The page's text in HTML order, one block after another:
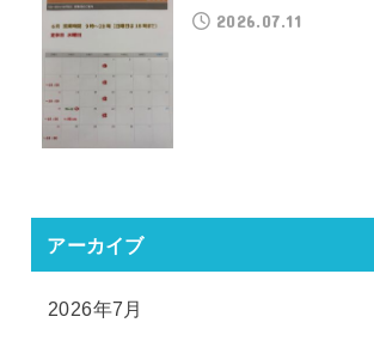
2026.07.11
アーカイブ
2026年7月